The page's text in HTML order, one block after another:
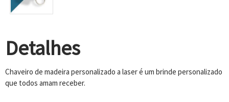
Detalhes
Chaveiro de madeira personalizado a laser é um brinde personalizado
que todos amam receber.